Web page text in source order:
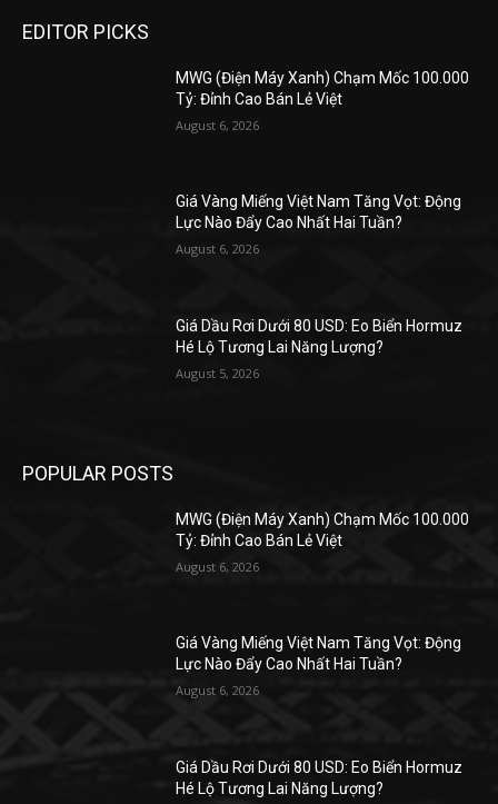
EDITOR PICKS
MWG (Điện Máy Xanh) Chạm Mốc 100.000
Tỷ: Đỉnh Cao Bán Lẻ Việt
August 6, 2026
Giá Vàng Miếng Việt Nam Tăng Vọt: Động
Lực Nào Đẩy Cao Nhất Hai Tuần?
August 6, 2026
Giá Dầu Rơi Dưới 80 USD: Eo Biển Hormuz
Hé Lộ Tương Lai Năng Lượng?
August 5, 2026
POPULAR POSTS
MWG (Điện Máy Xanh) Chạm Mốc 100.000
Tỷ: Đỉnh Cao Bán Lẻ Việt
August 6, 2026
Giá Vàng Miếng Việt Nam Tăng Vọt: Động
Lực Nào Đẩy Cao Nhất Hai Tuần?
August 6, 2026
Giá Dầu Rơi Dưới 80 USD: Eo Biển Hormuz
Hé Lộ Tương Lai Năng Lượng?